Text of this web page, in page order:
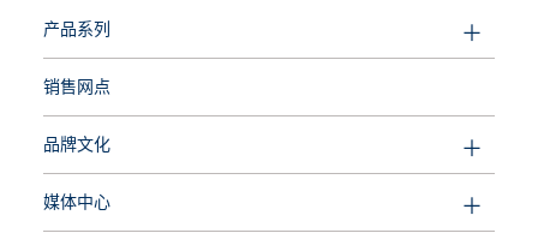
产品系列
销售网点
品牌文化
媒体中心